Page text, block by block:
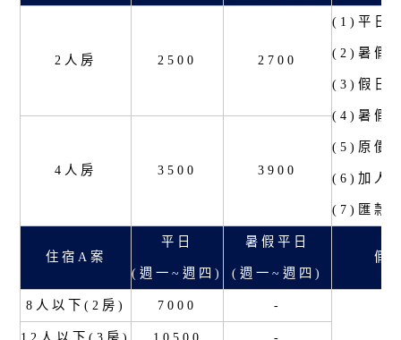
2人房 2500 2700
(1)平日
(2)暑假
(3)假日
(4)暑假
(5)原價
(6)加人
(7)匯款
4人房 3500 3900
住宿A案
平日
(週一~週四)
暑假平日
(週一~週四)
假
8人以下(2房) 7000 -